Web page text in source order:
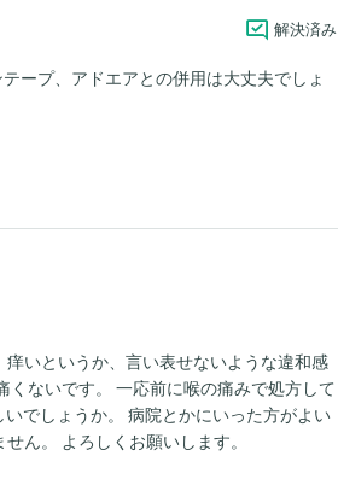
今日の昼、急に咳き込みだして2時間くら
て夕食は取れませんでした。咳をすると
す。ひどい咳が続く場合、どういう対処
解決済み
ープ、アドエアとの併用は大丈夫でしょ
いというか、言い表せないような違和感
くないです。 一応前に喉の痛みで処方して
でしょうか。 病院とかにいった方がよい
ん。 よろしくお願いします。